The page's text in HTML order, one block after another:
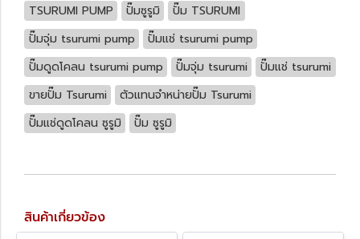
TSURUMI PUMP
ปั๊มซูรูมิ
ปั๊ม TSURUMI
ปั๊มจุ่ม tsurumi pump
ปั๊มแช่ tsurumi pump
ปั๊มดูดโคลน tsurumi pump
ปั๊มจุ่ม tsurumi
ปั๊มแช่ tsurumi
ขายปั๊ม Tsurumi
ตัวแทนจำหน่ายปั๊ม Tsurumi
ปั๊มแช่ดูดโคลน ซูรูมิ
ปั๊ม ซูรูมิ
สินค้าเกี่ยวข้อง